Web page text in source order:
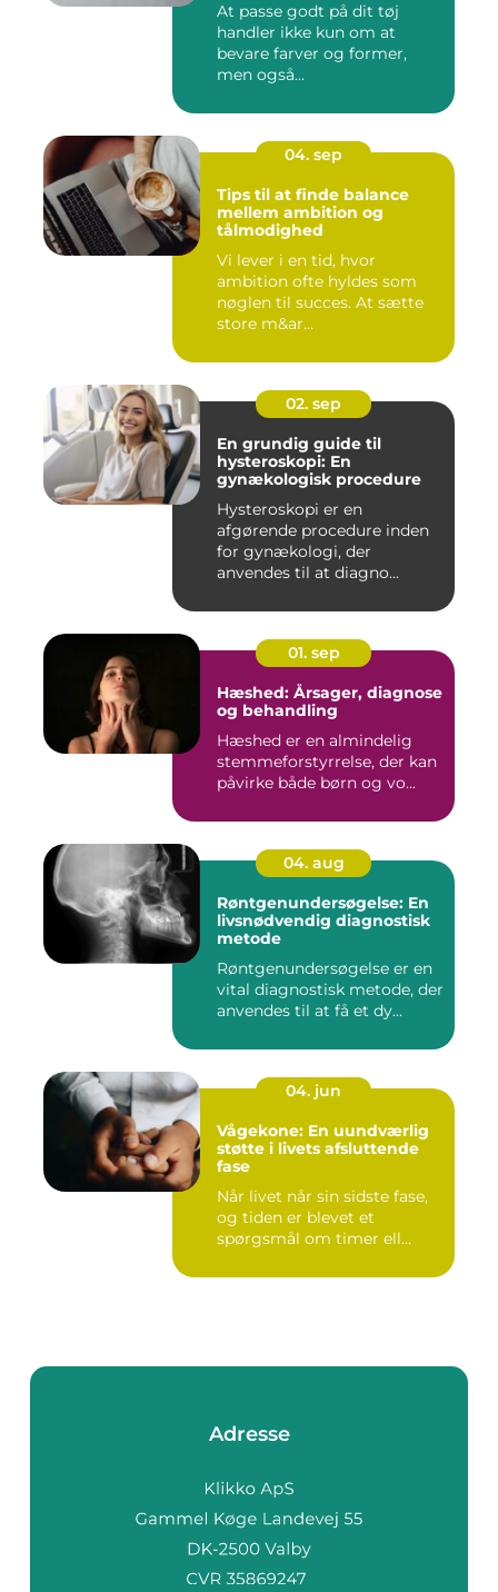
At passe godt på dit tøj
handler ikke kun om at
bevare farver og former,
men også...
04. sep
Tips til at finde balance
mellem ambition og
tålmodighed
Vi lever i en tid, hvor
ambition ofte hyldes som
nøglen til succes. At sætte
store m&ar...
02. sep
En grundig guide til
hysteroskopi: En
gynækologisk procedure
Hysteroskopi er en
afgørende procedure inden
for gynækologi, der
anvendes til at diagno...
01. sep
Hæshed: Årsager, diagnose
og behandling
Hæshed er en almindelig
stemmeforstyrrelse, der kan
påvirke både børn og vo...
04. aug
Røntgenundersøgelse: En
livsnødvendig diagnostisk
metode
Røntgenundersøgelse er en
vital diagnostisk metode, der
anvendes til at få et dy...
04. jun
Vågekone: En uundværlig
støtte i livets afsluttende
fase
Når livet når sin sidste fase,
og tiden er blevet et
spørgsmål om timer ell...
Adresse